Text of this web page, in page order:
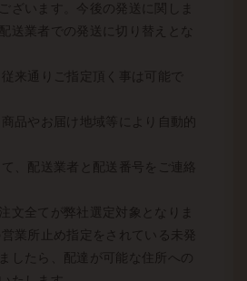
ざいます。今後の発送に関しま
送業者での発送に切り替えとな
来通りご指定頂く事は可能で
品やお届け地域等により自動的
、配送業者と配送番号をご連絡
文全てが弊社選定対象となりま
業所止め指定をされている未発
したら、配達が可能な住所への